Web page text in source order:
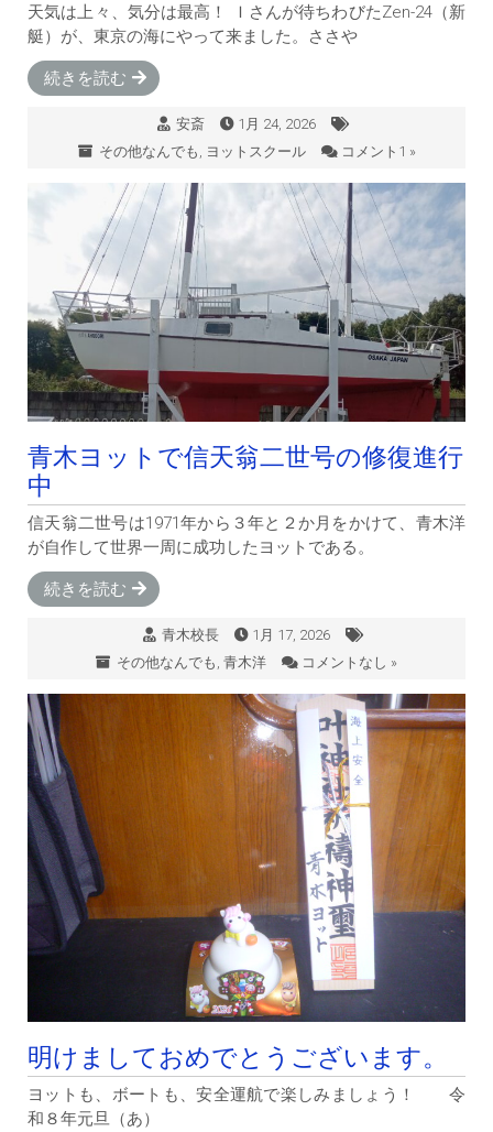
天気は上々、気分は最高！ Ｉさんが待ちわびたZen-24（新
艇）が、東京の海にやって来ました。ささや
続きを読む
安斎
1月 24, 2026
その他なんでも
ヨットスクール コメント1 »
青木ヨットで信天翁二世号の修復進行
中
信天翁二世号は1971年から３年と２か月をかけて、青木洋
が自作して世界一周に成功したヨットである。
続きを読む
青木校長
1月 17, 2026
その他なんでも 青木洋 コメントなし »
明けましておめでとうございます。
ヨットも、ボートも、安全運航で楽しみましょう！ 令
和８年元旦（あ）